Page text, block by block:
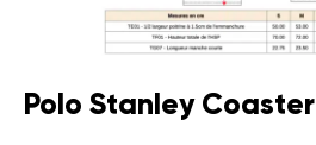
Polo Stanley Coaster